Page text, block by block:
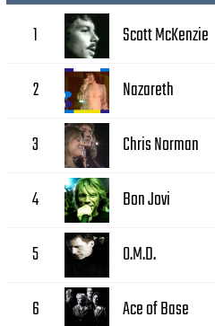
1 Scott McKenzie
2 Nazareth
3 Chris Norman
4 Bon Jovi
5 O.M.D.
6 Ace of Base